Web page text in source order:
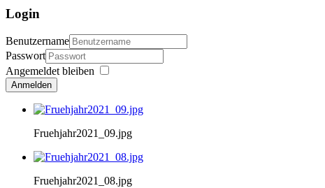
Login
Benutzername
Passwort
Angemeldet bleiben
Anmelden
Fruehjahr2021_09.jpg
Fruehjahr2021_08.jpg